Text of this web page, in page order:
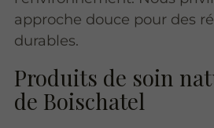
approche douce pour des
durables.
Produits de soin
de Boischatel